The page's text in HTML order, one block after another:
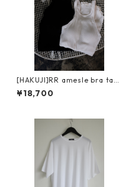
[HAKUJI]RR amesle bra tan
ktop / black
¥18,700